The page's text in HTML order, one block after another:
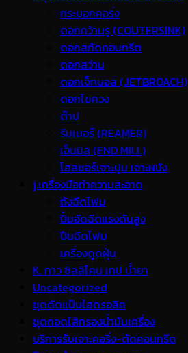
กระบอกคอริ่ง
ดอกคว้านรู (COUTERSINK)
ดอกสกัดคอนกรีต
ดอกสว่าน
ดอกเจ็ทบอส (JETBROACH)
ดอกไขควง
ต๊าป
รีมเมอร์ (REAMER)
เอ็นมิล (END MILL)
โฮลซอร์เจาะปูน เจาะผนัง
j.เครื่องมือทำความสะอาด
ถังฉีดโฟม
ปั้มอัดฉีดแรงดันสูง
ปืนฉีดโฟม
เครื่องดูดฝุ่น
K. กาว ซิลลิโคน เทป น้ำยา
Uncategorized
ชุดดัดแป๊บไฮดรอลิค
ชุดถอดไส้กรองน้ำมันเครื่อง
บริการรับเจาะคอริ่ง-ตัดคอนกรีต